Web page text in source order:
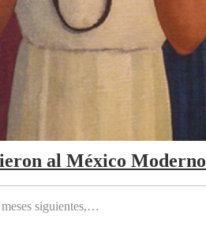
al México Moderno
siguientes,…